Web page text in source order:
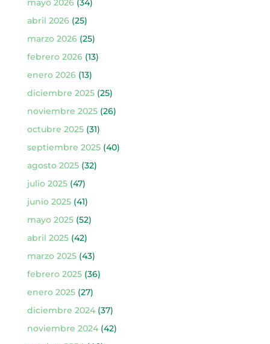
mayo 2026(34)
abril 2026(25)
marzo 2026(25)
febrero 2026(13)
enero 2026(13)
diciembre 2025(25)
noviembre 2025(26)
octubre 2025(31)
septiembre 2025(40)
agosto 2025(32)
julio 2025(47)
junio 2025(41)
mayo 2025(52)
abril 2025(42)
marzo 2025(43)
febrero 2025(36)
enero 2025(27)
diciembre 2024(37)
noviembre 2024(42)